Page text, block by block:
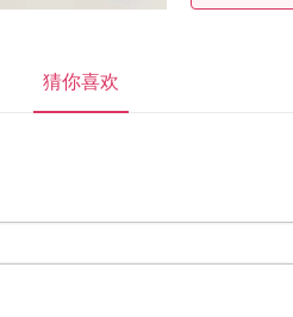
猜你喜欢